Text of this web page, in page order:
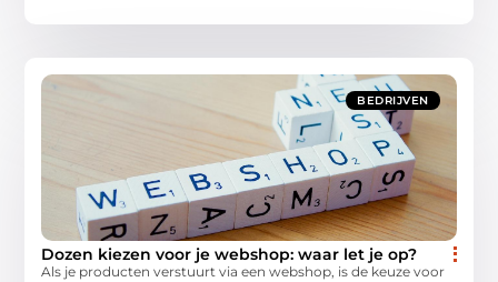
BEDRIJVEN
Dozen kiezen voor je webshop: waar let je op?
Als je producten verstuurt via een webshop, is de keuze voor